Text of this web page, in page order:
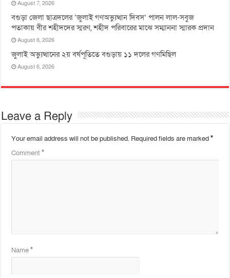
August 7, 2026
বগুড়া জেলা ছাত্রদলের ‘জুলাই গণঅভ্যুত্থান দিবস’ পালন লাল-সবুজ
পতাকায় বীর শহীদদের স্মরণ, শহীদ পরিবারের মাঝে সম্মাননা স্মারক প্রদান
August 6, 2026
জুলাই অভ্যুত্থানের ২য় বর্ষপূতিতে বগুড়ায় ১১ দলের গণমিছিল
August 6, 2026
Leave a Reply
Your email address will not be published. Required fields are marked*
Comment*
Name*